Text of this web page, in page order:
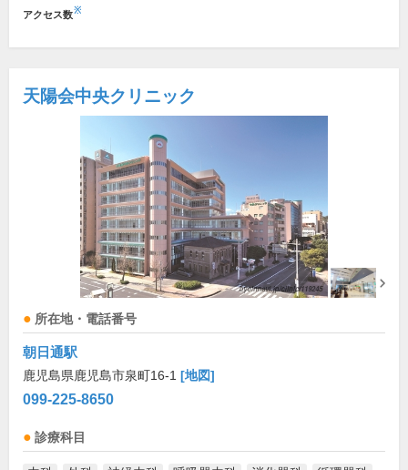
アクセス数※
天陽会中央クリニック
所在地・電話番号
朝日通駅
鹿児島県鹿児島市泉町16-1 [地図]
099-225-8650
診療科目